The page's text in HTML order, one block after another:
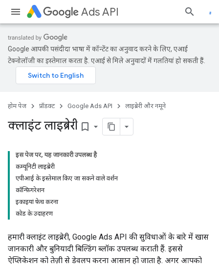
Ads API
Google आपकी पसंदीदा भाषा में कॉन्टेंट का अनुवाद करने के लिए, एआई
टेक्नोलॉजी का इस्तेमाल करता है. एआई से मिले अनुवादों में गलतियां हो सकती हैं.
होम पेज प्रॉडक्ट Google Ads API लाइब्रेरी और नमूने
क्लाइंट लाइब्रेरी bookmark_border
इस पेज पर, यह जानकारी उपलब्ध है
कम्यूनिटी लाइब्रेरी
एपीआई के इस्तेमाल किए जा सकने वाले वर्शन
कॉन्फ़िगरेशन
इकाइयां फ़ेच करना
कोड के उदाहरण
हमारी क्लाइंट लाइब्रेरी, Google Ads API की सुविधाओं के बारे में खास
जानकारी और बुनियादी बिल्डिंग ब्लॉक उपलब्ध कराती हैं. इससे
ऐप्लिकेशन को तेज़ी से डेवलप करना आसान हो जाता है. अगर आपको